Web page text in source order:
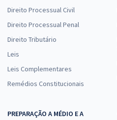
Direito Processual Civil
Direito Processual Penal
Direito Tributário
Leis
Leis Complementares
Remédios Constitucionais
PREPARAÇÃO A MÉDIO E A